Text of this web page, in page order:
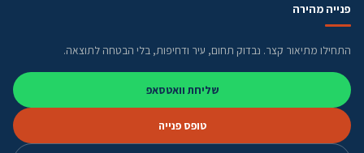
פנייה מהירה
התחילו מתיאור קצר. נבדוק תחום, עיר ודחיפות, בלי הבטחה לתוצאה.
שליחת וואטסאפ
טופס פנייה